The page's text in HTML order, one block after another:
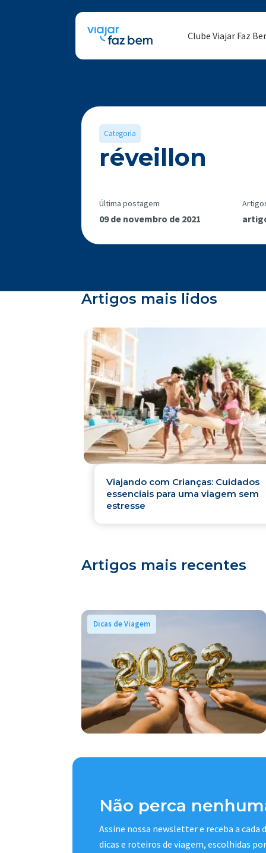
Clube Viajar Faz
Categoria
réveillon
Última postagem
09 de novembro de 2021
Artigos mais lidos
Viajando com Crianças: Cuidados
essenciais para uma viagem sem
estresse
Artigos mais recentes
Dicas de Viagem
Não perca
Assine nossa newsletter e receba a cada
dicas e roteiros de viagem, escolhidas